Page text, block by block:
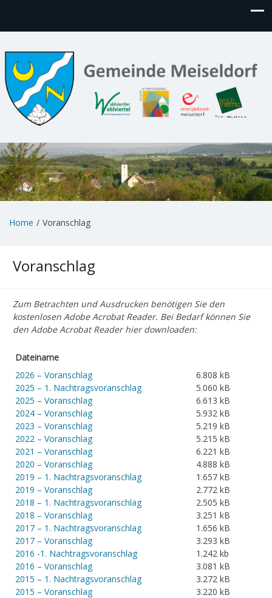
Home Voranschlag
Voranschlag
Zum Betrachten und Ausdrucken benötigen Sie den
kostenlosen Adobe Acrobat Reader. Bei Bedarf können Sie
den Adobe Acrobat Reader hier downloaden:
Dateiname
2026 – Voranschlag
2025 – 1. Nachtragsvoranschlag
2025 – Voranschlag
2024 – Voranschlag
2023 – Voranschlag
2022 – Voranschlag
2021 – Voranschlag
2020 – Voranschlag
2019 – 1. Nachtragsvoranschlag
2019 – Voranschlag
2018 – 1. Nachtragsvoranschlag
2018 – Voranschlag
2017 – 1. Nachtragsvoranschlag
2017 – Voranschlag
2016 -1. Nachtragsvoranschlag
2016 – Voranschlag
2015 – 1. Nachtragsvoranschlag
2015 – Voranschlag
6.808 kB
5.060 kB
6.613 kB
5.932 kB
5.219 kB
5.215 kB
6.221 kB
4.888 kB
1.657 kB
2.772 kB
2.505 kB
3.251 kB
1.656 kB
3.293 kB
1.242 kb
3.081 kB
3.272 kB
3.220 kB